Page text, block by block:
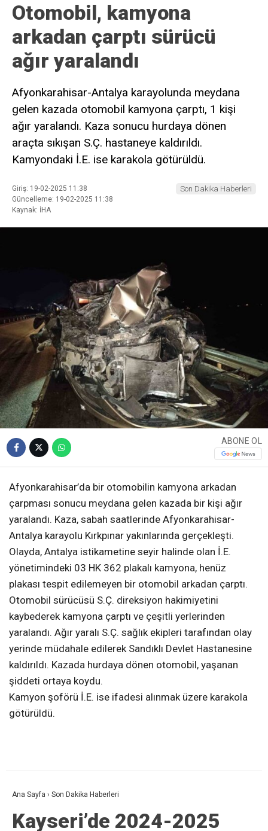
Otomobil, kamyona
arkadan çarptı sürücü
ağır yaralandı
Afyonkarahisar-Antalya karayolunda meydana
gelen kazada otomobil kamyona çarptı, 1 kişi
ağır yaralandı. Kaza sonucu hurdaya dönen
araçta sıkışan S.Ç. hastaneye kaldırıldı.
Kamyondaki İ.E. ise karakola götürüldü.
Giriş: 19-02-2025 11:38
Güncelleme: 19-02-2025 11:38
Kaynak: İHA
Son Dakika Haberleri
ABONE OL
Afyonkarahisar’da bir otomobilin kamyona arkadan
çarpması sonucu meydana gelen kazada bir kişi ağır
yaralandı. Kaza, sabah saatlerinde Afyonkarahisar-
Antalya karayolu Kırkpınar yakınlarında gerçekleşti.
Olayda, Antalya istikametine seyir halinde olan İ.E.
yönetimindeki 03 HK 362 plakalı kamyona, henüz
plakası tespit edilemeyen bir otomobil arkadan çarptı.
Otomobil sürücüsü S.Ç. direksiyon hakimiyetini
kaybederek kamyona çarptı ve çeşitli yerlerinden
yaralandı. Ağır yaralı S.Ç. sağlık ekipleri tarafından olay
yerinde müdahale edilerek Sandıklı Devlet Hastanesine
kaldırıldı. Kazada hurdaya dönen otomobil, yaşanan
şiddeti ortaya koydu.
Kamyon şoförü İ.E. ise ifadesi alınmak üzere karakola
götürüldü.
Ana Sayfa › Son Dakika Haberleri
Kayseri’de 2024-2025